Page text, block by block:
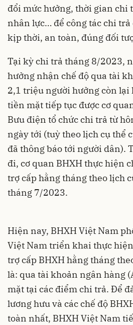
đổi mức hưởng, thời gian chi
nhân lực… để công tác chi
kịp thời, an toàn, đúng đối
Tại kỳ chi trả tháng 8/2023,
hưởng nhận chế độ qua tài
2,1 triệu người hưởng còn
tiền mặt tiếp tục được cơ
Bưu điện tổ chức chi trả từ
ngày tới (tuỳ theo lịch cụ thể
đã thông báo tới người dân).
đi, cơ quan BHXH thực hiện
trợ cấp hằng tháng theo lịch
tháng 7/2023.
Hiện nay, BHXH Việt Nam
Việt Nam triển khai thực
trợ cấp BHXH hằng tháng
là: qua tài khoản ngân hàng
mặt tại các điểm chi trả. Để
lương hưu và các chế độ
toàn nhất, BHXH Việt Nam